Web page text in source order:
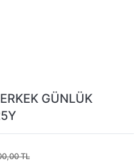
GÜNLÜK
TL